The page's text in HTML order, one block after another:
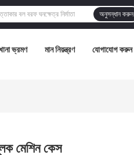
অনুসন্ধান করুন
ভ্রমণ মান নিয়ন্ত্রণ যোগাযোগ করুন
মেশিন কেস